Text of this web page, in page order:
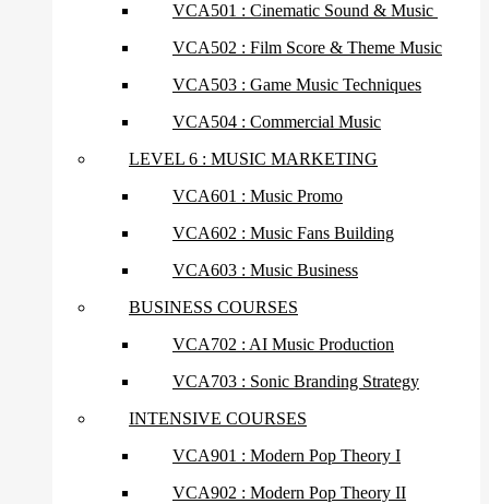
VCA501 : Cinematic Sound & Music
VCA502 : Film Score & Theme Music
VCA503 : Game Music Techniques
VCA504 : Commercial Music
LEVEL 6 : MUSIC MARKETING
VCA601 : Music Promo
VCA602 : Music Fans Building
VCA603 : Music Business
BUSINESS COURSES
VCA702 : AI Music Production
VCA703 : Sonic Branding Strategy
INTENSIVE COURSES
VCA901 : Modern Pop Theory I
VCA902 : Modern Pop Theory II